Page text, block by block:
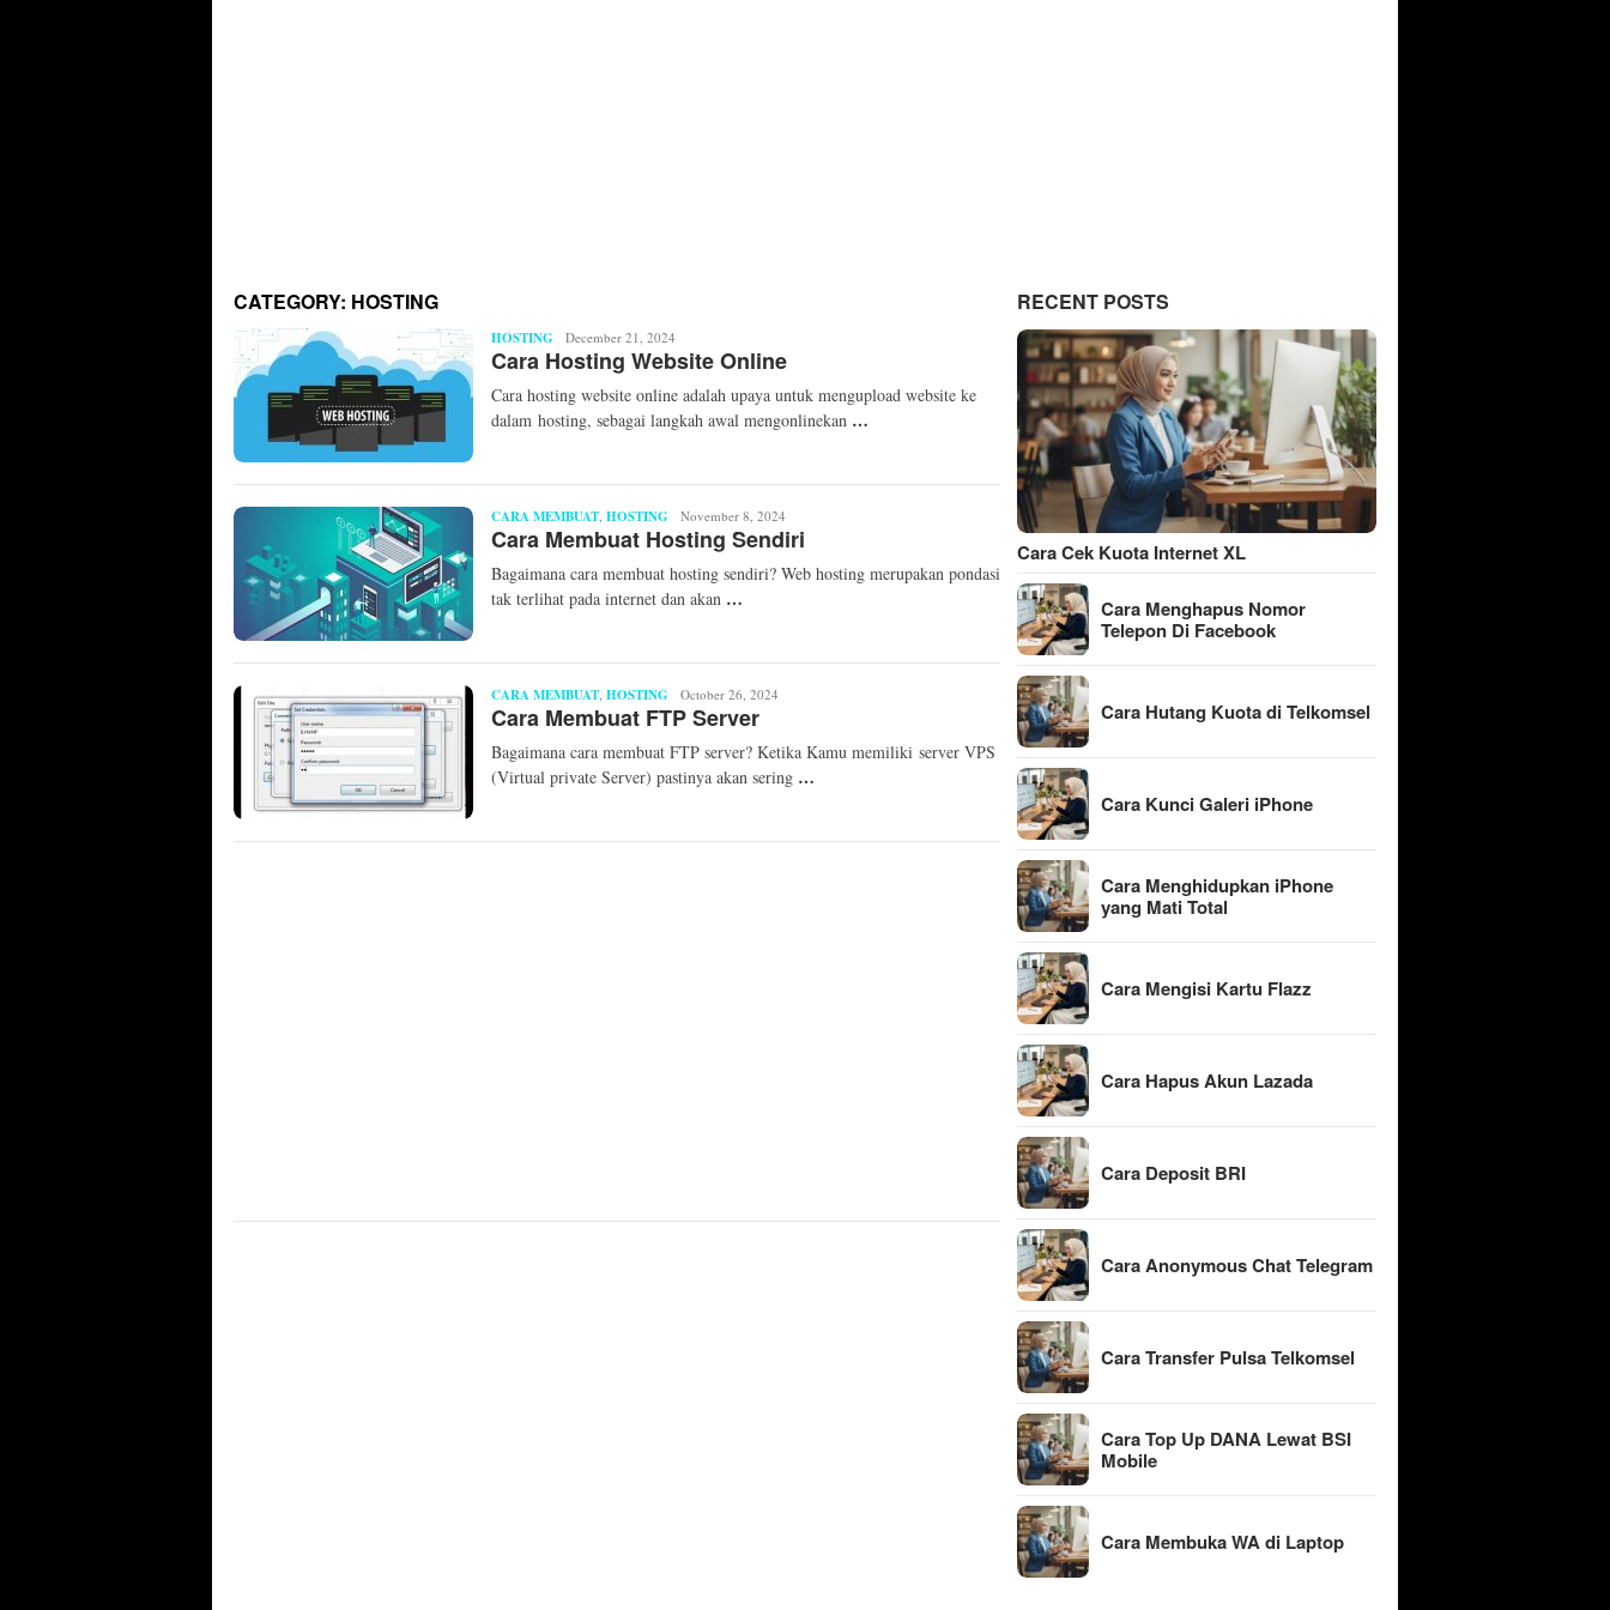
CATEGORY: HOSTING
HOSTING Mita
Mellinda
December 21, 2024
Cara Hosting Website Online
Cara hosting website online adalah upaya untuk mengupload website ke
dalam hosting, sebagai langkah awal mengonlinekan …
CARA MEMBUAT, HOSTING Mita
Mellinda
November 8, 2024
Cara Membuat Hosting Sendiri
Bagaimana cara membuat hosting sendiri? Web hosting merupakan pondasi
tak terlihat pada internet dan akan …
CARA MEMBUAT, HOSTING Mita
Mellinda
October 26, 2024
Cara Membuat FTP Server
Bagaimana cara membuat FTP server? Ketika Kamu memiliki server VPS
(Virtual private Server) pastinya akan sering …
RECENT POSTS
Cara Cek Kuota Internet XL
Cara Menghapus Nomor
Telepon Di Facebook
Cara Hutang Kuota di Telkomsel
Cara Kunci Galeri iPhone
Cara Menghidupkan iPhone
yang Mati Total
Cara Mengisi Kartu Flazz
Cara Hapus Akun Lazada
Cara Deposit BRI
Cara Anonymous Chat Telegram
Cara Transfer Pulsa Telkomsel
Cara Top Up DANA Lewat BSI
Mobile
Cara Membuka WA di Laptop